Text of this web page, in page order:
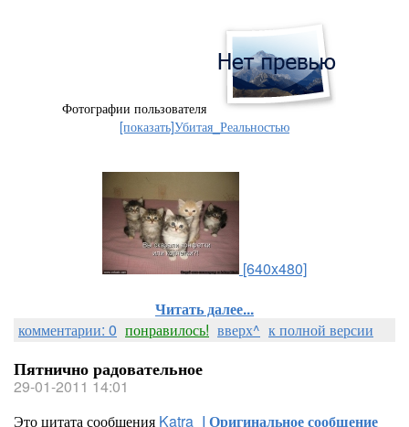
Фотографии пользователя
[показать]Убитая_Реальностью
[640x480]
Читать далее...
комментарии: 0 понравилось! вверх^ к полной версии
Пятнично радовательное
29-01-2011 14:01
Это цитата сообщения Katra_I Оригинальное сообщение